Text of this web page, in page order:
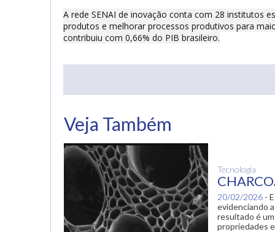
A rede SENAI de inovação conta com 28 institutos
produtos e melhorar processos produtivos para
contribuiu com 0,66% do PIB brasileiro.
Veja Também
Tecnologia
20/02/2026 -
evidenciando
resultado é
propriedades